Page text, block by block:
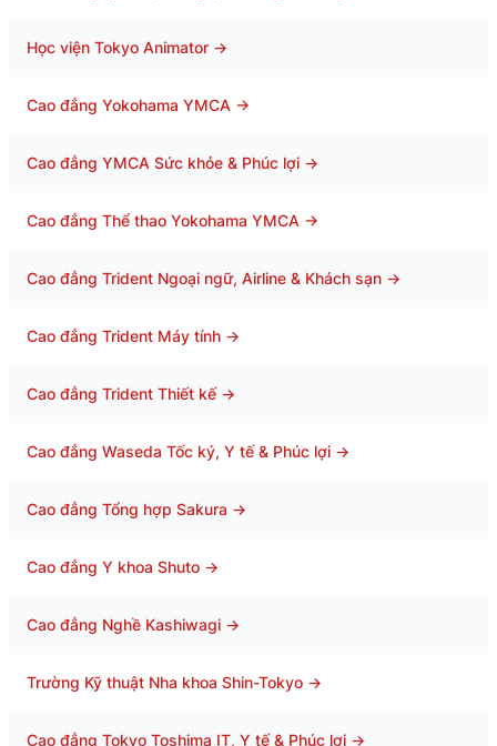
Học viện Tokyo Animator →
Cao đẳng Yokohama YMCA →
Cao đẳng YMCA Sức khỏe & Phúc lợi →
Cao đẳng Thể thao Yokohama YMCA →
Cao đẳng Trident Ngoại ngữ, Airline & Khách sạn →
Cao đẳng Trident Máy tính →
Cao đẳng Trident Thiết kế →
Cao đẳng Waseda Tốc ký, Y tế & Phúc lợi →
Cao đẳng Tổng hợp Sakura →
Cao đẳng Y khoa Shuto →
Cao đẳng Nghề Kashiwagi →
Trường Kỹ thuật Nha khoa Shin-Tokyo →
Cao đẳng Tokyo Toshima IT, Y tế & Phúc lợi →